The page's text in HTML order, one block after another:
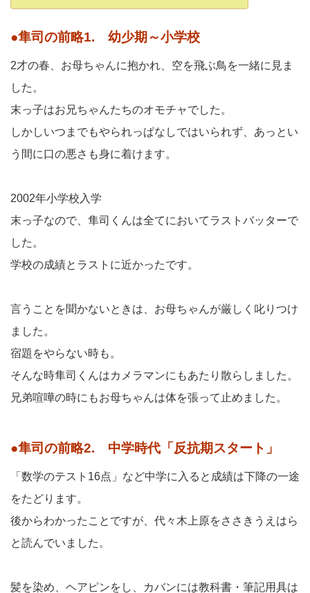
●隼司の前略1. 幼少期～小学校
2才の春、お母ちゃんに抱かれ、空を飛ぶ鳥を一緒に見ま
した。
末っ子はお兄ちゃんたちのオモチャでした。
しかしいつまでもやられっぱなしではいられず、あっとい
う間に口の悪さも身に着けます。
2002年小学校入学
末っ子なので、隼司くんは全てにおいてラストバッターで
した。
学校の成績とラストに近かったです。
言うことを聞かないときは、お母ちゃんが厳しく叱りつけ
ました。
宿題をやらない時も。
そんな時隼司くんはカメラマンにもあたり散らしました。
兄弟喧嘩の時にもお母ちゃんは体を張って止めました。
●隼司の前略2. 中学時代「反抗期スタート」
「数学のテスト16点」など中学に入ると成績は下降の一途
をたどります。
後からわかったことですが、代々木上原をささきうえはら
と読んでいました。
髪を染め、ヘアピンをし、カバンには教科書・筆記用具は